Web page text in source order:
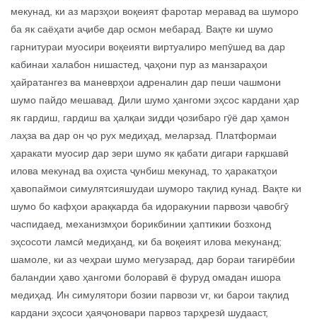
мекунад, ки аз марзҳои воқеият фаротар меравад ва шуморо
ба як саёҳати аҷибе дар осмон мебарад. Вақте ки шумо
гарнитураи муосири воқеияти виртуалиро мепӯшед ва дар
кабинаи халабон нишастед, ҷаҳони пур аз манзараҳои
ҳайратангез ва маневрҳои адреналин дар пеши чашмони
шумо пайдо мешавад. Дили шумо ҳангоми эҳсос кардани ҳар
як гардиш, гардиш ва ҳалқаи зидди ҷозибаро гӯё дар ҳамон
лаҳза ва дар он ҷо рух медиҳад, меларзад. Платформаи
ҳаракати муосир дар зери шумо як қабати дигари ғарқшавӣ
илова мекунад ва оҳиста ҷунбиш мекунад, то ҳаракатҳои
ҳавопаймои симулятсияшудаи шуморо тақлид кунад. Вақте ки
шумо бо кафҳои арақкарда ба идоракунии парвози ҷавобгӯ
часпидаед, механизмҳои борикбинии ҳаптикии бозхонд
эҳсосоти ламсӣ медиҳанд, ки ба воқеият илова мекунанд;
шамоле, ки аз чеҳраи шумо мегузарад, дар бораи тағирёбии
баландии ҳаво ҳангоми болоравӣ ё фуруд омадан ишора
медиҳад. Ин симулятори бозии парвози vr, ки барои тақлид
кардани эҳсоси ҳаяҷоновари парвоз тарҳрезӣ шудааст,